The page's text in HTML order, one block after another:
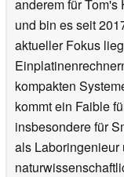
anderem für
und bin es seit
aktueller Fokus
kompakten
kommt ein Faible
insbesondere für
als Laboringenieur